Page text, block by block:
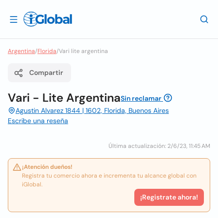
Argentina/Florida/Vari lite argentina
Compartir
Vari - Lite ArgentinaSin reclamar
Agustin Alvarez 1844 | 1602, Florida, Buenos Aires
Escribe una reseña
Última actualización: 2/6/23, 11:45 AM
¡Atención dueños!
Registra tu comercio ahora e incrementa tu alcance global con
iGlobal.
¡Registrate ahora!